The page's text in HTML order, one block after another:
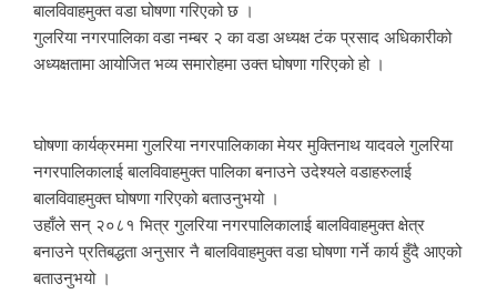
बालविवाहमुक्त वडा घोषणा गरिएको छ ।
गुलरिया नगरपालिका वडा नम्बर २ का वडा अध्यक्ष टंक प्रसाद अधिकारीको
अध्यक्षतामा आयोजित भव्य समारोहमा उक्त घोषणा गरिएको हो ।
घोषणा कार्यक्रममा गुलरिया नगरपालिकाका मेयर मुक्तिनाथ यादवले गुलरिया
नगरपालिकालाई बालविवाहमुक्त पालिका बनाउने उदेश्यले वडाहरुलाई
बालविवाहमुक्त घोषणा गरिएको बताउनुभयो ।
उहाँले सन् २०८१ भित्र गुलरिया नगरपालिकालाई बालविवाहमुक्त क्षेत्र
बनाउने प्रतिबद्धता अनुसार नै बालविवाहमुक्त वडा घोषणा गर्ने कार्य हुँदै आएको
बताउनुभयो ।